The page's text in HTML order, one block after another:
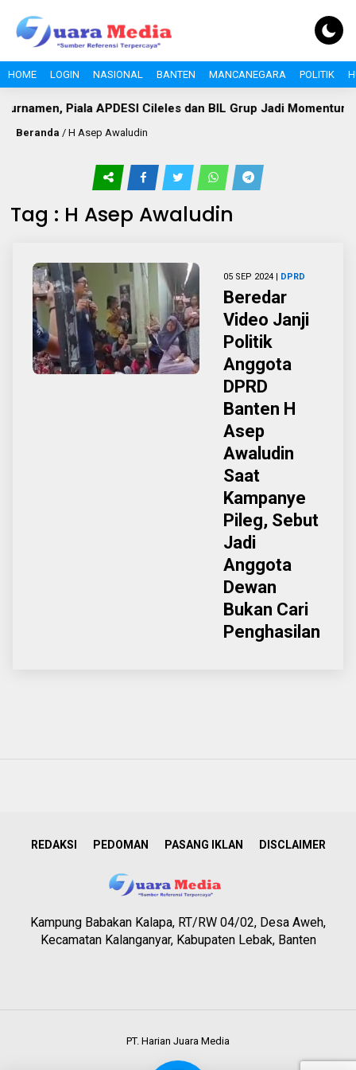
HOME LOGIN NASIONAL BANTEN MANCANEGARA POLITIK
Piala APDESI Cileles dan BIL Grup Jadi Momentum
Beranda / H Asep Awaludin
Tag : H Asep Awaludin
05 SEP 2024 | DPRD
Beredar
Video Janji
Politik
Anggota
DPRD
Banten H
Asep
Awaludin
Saat
Kampanye
Pileg, Sebut
Jadi
Anggota
Dewan
Bukan Cari
Penghasilan
REDAKSI PEDOMAN PASANG IKLAN DISCLAIMER
Kampung Babakan Kalapa, RT/RW 04/02, Desa Aweh,
Kecamatan Kalanganyar, Kabupaten Lebak, Banten
PT. Harian Juara Media